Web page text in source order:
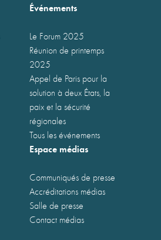
Événements
Le Forum 2025
Réunion de printemps
2025
Appel de Paris pour la
solution à deux États, la
paix et la sécurité
régionales
Tous les événements
Espace médias
Communiqués de presse
Accréditations médias
Salle de presse
Contact médias